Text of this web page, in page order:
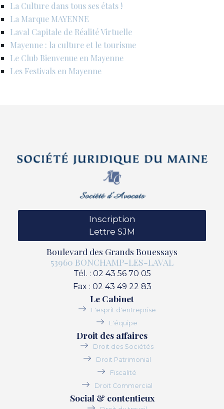
La Culture dans tous ses états !
La Marque MAYENNE
Laval Capitale de Réalité Virtuelle
Mayenne : la culture et le tourisme
Le Club Bienvenue en Mayenne
Les Festivals en Mayenne
Inscription
Lettre SJM
Boulevard des Grands Bouessays
53960 BONCHAMP-LES-LAVAL
Tél. : 02 43 56 70 05
Fax : 02 43 49 22 83
Le Cabinet
L'esprit d'entreprise
L'équipe
Droit des affaires
Droit des Sociétés
Droit Patrimonial
Fiscalité
Droit Commercial
Social & contentieux